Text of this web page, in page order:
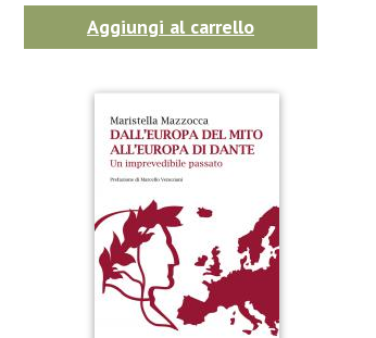
Aggiungi al carrello